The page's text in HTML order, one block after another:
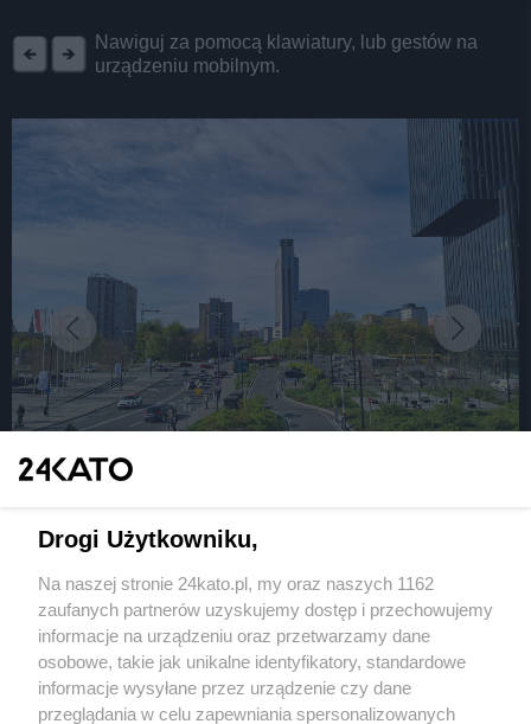
Nawiguj za pomocą klawiatury, lub gestów na
urządzeniu mobilnym.
Wieża bankowa w Katowicach. Na parterze tego
Wydawca mediów lokalnych
Drogi Użytkowniku,
Na naszej stronie 24kato.pl, my oraz naszych 1162
zaufanych partnerów uzyskujemy dostęp i przechowujemy
informacje na urządzeniu oraz przetwarzamy dane
osobowe, takie jak unikalne identyfikatory, standardowe
informacje wysyłane przez urządzenie czy dane
przeglądania w celu zapewniania spersonalizowanych